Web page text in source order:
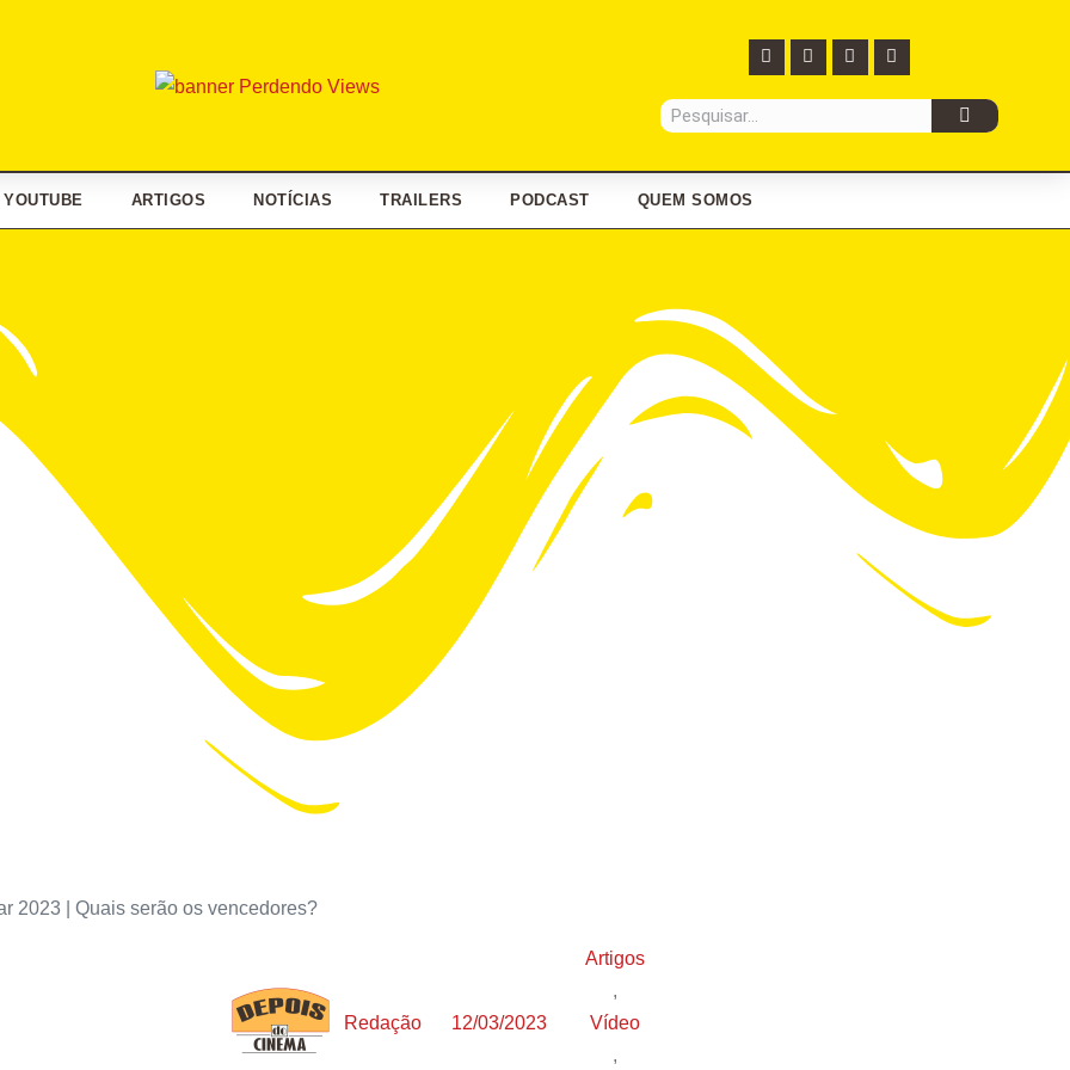
YOUTUBE ARTIGOS NOTÍCIAS TRAILERS PODCAST QUEM SOMOS
2023 | Quais serão os vencedores?
Redação 12/03/2023
Artigos
,
Vídeo
,